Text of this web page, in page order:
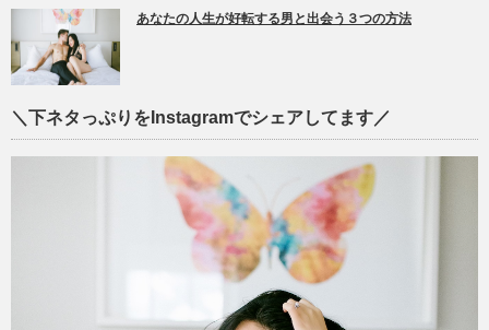
あなたの人生が好転する男と出会う３つの方法
＼下ネタっぷりをInstagramでシェアしてます／